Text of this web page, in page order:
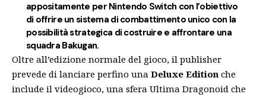
appositamente per Nintendo Switch con l’obiettivo
di offrire un sistema di combattimento unico con la
possibilità strategica di costruire e affrontare una
squadra Bakugan.
Oltre all’edizione normale del gioco, il publisher
prevede di lanciare perfino una Deluxe Edition che
include il videogioco, una sfera Ultima Dragonoid che